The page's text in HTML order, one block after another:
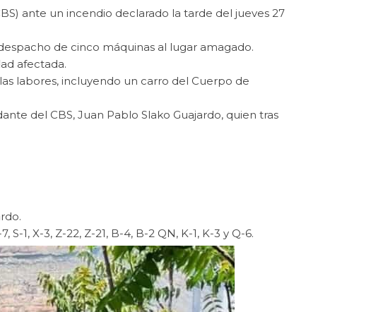
ante un incendio declarado la tarde del jueves 27
de cinco máquinas al lugar amagado.
afectada.
labores, incluyendo un carro del Cuerpo de
del CBS, Juan Pablo Slako Guajardo, quien tras
S-1, X-3, Z-22, Z-21, B-4, B-2 QN, K-1, K-3 y Q-6.